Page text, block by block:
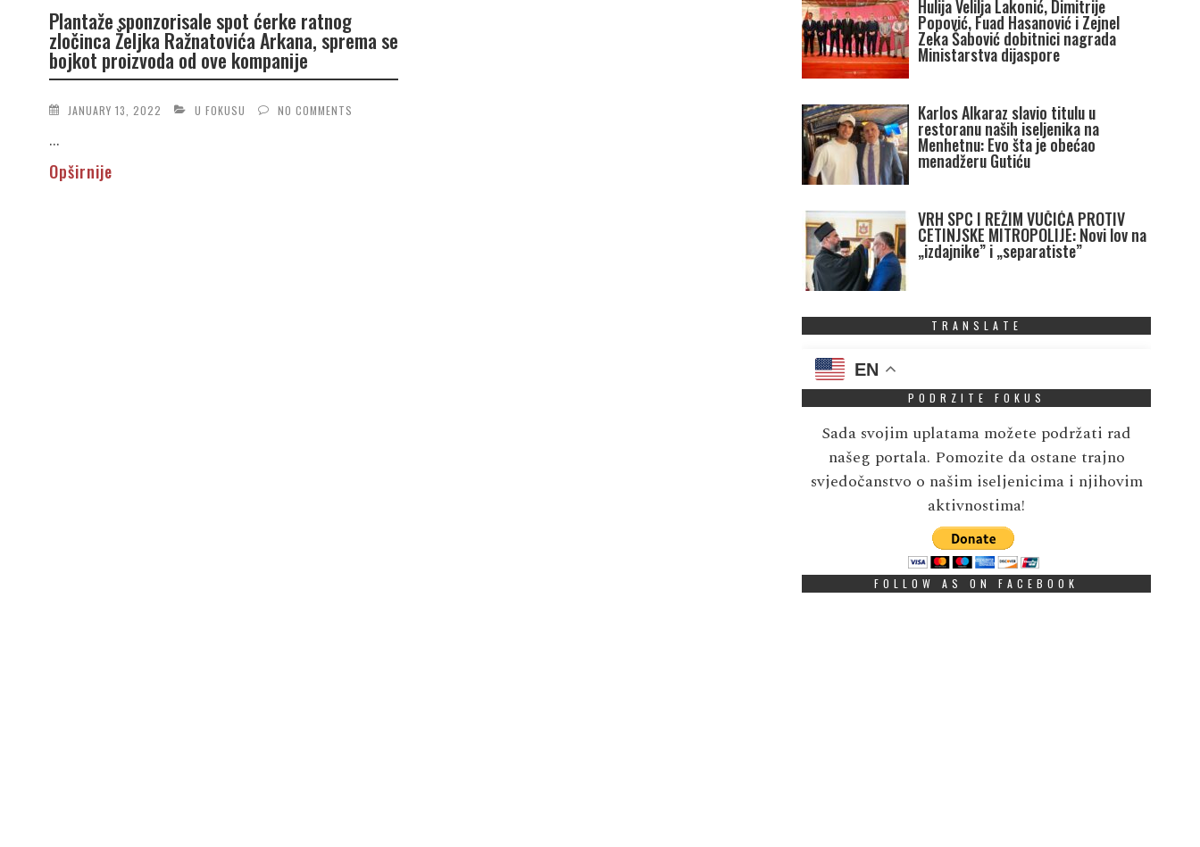
Plantaže sponzorisale spot ćerke ratnog
zločinca Željka Ražnatovića Arkana, sprema se
bojkot proizvoda od ove kompanije
JANUARY 13, 2022 U FOKUSU NO COMMENTS
...
Opširnije
Hulija Velilja Lakonić, Dimitrije
Popović, Fuad Hasanović i Zejnel
Zeka Šabović dobitnici nagrada
Ministarstva dijaspore
Karlos Alkaraz slavio titulu u
restoranu naših iseljenika na
Menhetnu: Evo šta je obećao
menadžeru Gutiću
VRH SPC I REŽIM VUČIĆA PROTIV
CETINJSKE MITROPOLIJE: Novi lov na
„izdajnike” i „separatiste”
TRANSLATE
EN
PODRZITE FOKUS
Sada svojim uplatama možete podržati rad
našeg portala. Pomozite da ostane trajno
svjedočanstvo o našim iseljenicima i njihovim
aktivnostima!
FOLLOW AS ON FACEBOOK